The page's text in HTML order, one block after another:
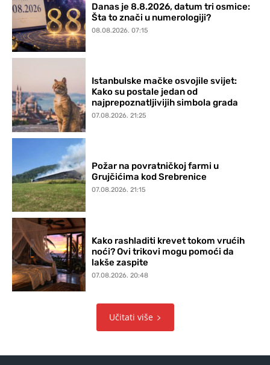
Danas je 8.8.2026, datum tri osmice:
Šta to znači u numerologiji?
08.08.2026. 07:15
Istanbulske mačke osvojile svijet:
Kako su postale jedan od
najprepoznatljivijih simbola grada
07.08.2026. 21:25
Požar na povratničkoj farmi u
Grujčićima kod Srebrenice
07.08.2026. 21:15
Kako rashladiti krevet tokom vrućih
noći? Ovi trikovi mogu pomoći da
lakše zaspite
07.08.2026. 20:48
Učitati više